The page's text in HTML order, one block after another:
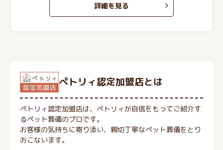
詳細を見る
ぺトリィ認定加盟店とは
ペトリィ認定加盟店は、ペトリィが自信をもってご紹介す
るペット葬儀のプロです。
お客様の気持ちに寄り添い、親切丁寧なペット葬儀をとり
おこないます。